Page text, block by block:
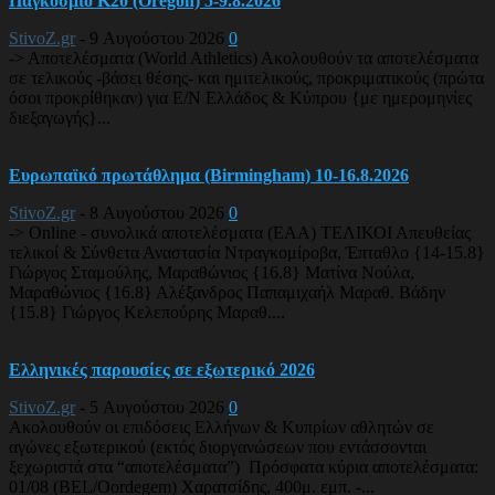
StivoZ.gr - 9 Αυγούστου 2026 0
-> Αποτελέσματα (World Athletics) Ακολουθούν τα αποτελέσματα
σε τελικούς -βάσει θέσης- και ημιτελικούς, προκριματικούς (πρώτα
όσοι προκρίθηκαν) για Ε/Ν Ελλάδος & Κύπρου {με ημερομηνίες
διεξαγωγής}...
Ευρωπαϊκό πρωτάθλημα (Birmingham) 10-16.8.2026
StivoZ.gr - 8 Αυγούστου 2026 0
-> Online - συνολικά αποτελέσματα (EAA) ΤΕΛΙΚΟΙ Απευθείας
τελικοί & Σύνθετα Αναστασία Ντραγκομίροβα, Έπταθλο {14-15.8}
Γιώργος Σταμούλης, Μαραθώνιος {16.8} Ματίνα Νούλα,
Μαραθώνιος {16.8} Αλέξανδρος Παπαμιχαήλ Μαραθ. Βάδην
{15.8} Γιώργος Κελεπούρης Μαραθ....
Ελληνικές παρουσίες σε εξωτερικό 2026
StivoZ.gr - 5 Αυγούστου 2026 0
Ακολουθούν οι επιδόσεις Ελλήνων & Κυπρίων αθλητών σε
αγώνες εξωτερικού (εκτός διοργανώσεων που εντάσσονται
ξεχωριστά στα “αποτελέσματα”) Πρόσφατα κύρια αποτελέσματα:
01/08 (BEL/Oordegem) Χαρατσίδης, 400μ. εμπ. -...